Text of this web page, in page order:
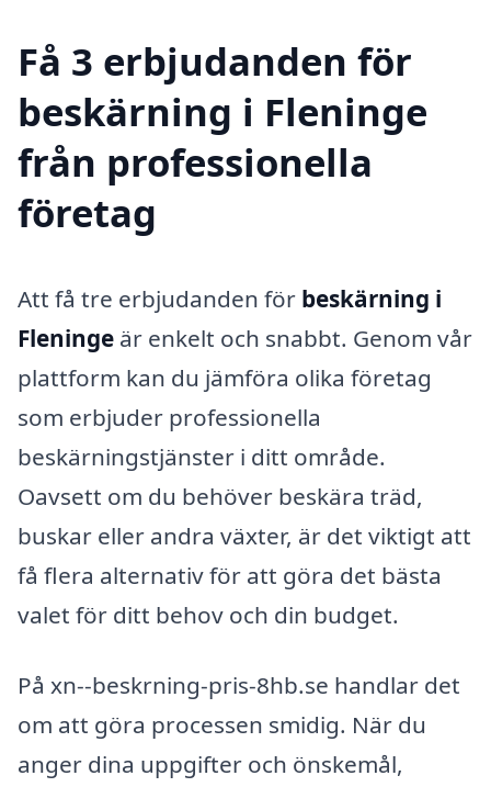
Få 3 erbjudanden för
beskärning i Fleninge
från professionella
företag
Att få tre erbjudanden för beskärning i
Fleninge är enkelt och snabbt. Genom vår
plattform kan du jämföra olika företag
som erbjuder professionella
beskärningstjänster i ditt område.
Oavsett om du behöver beskära träd,
buskar eller andra växter, är det viktigt att
få flera alternativ för att göra det bästa
valet för ditt behov och din budget.
På xn--beskrning-pris-8hb.se handlar det
om att göra processen smidig. När du
anger dina uppgifter och önskemål,